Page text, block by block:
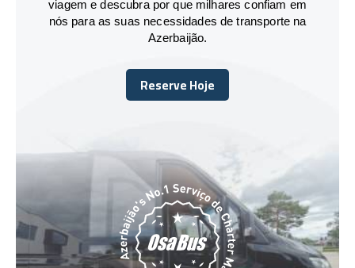
viagem e descubra por que milhares confiam em
nós para as suas necessidades de transporte na
Azerbaijão.
Reserve Hoje
Reserve Hoje